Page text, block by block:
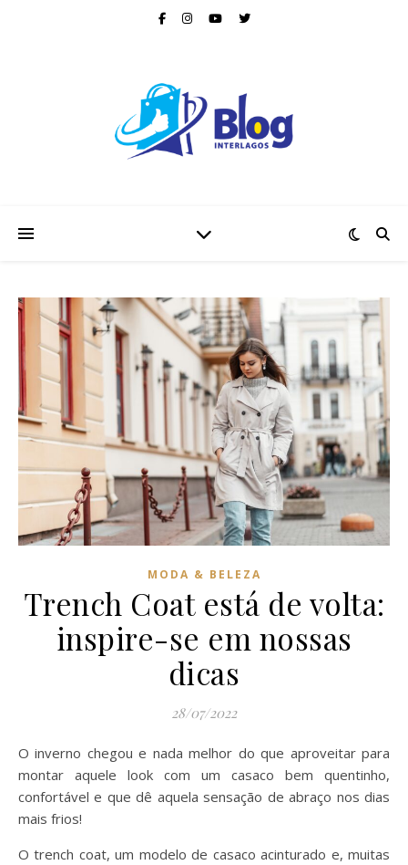
MODA & BELEZA
Trench Coat está de volta:
inspire-se em nossas
dicas
28/07/2022
O inverno chegou e nada melhor do que aproveitar para
montar aquele look com um casaco bem quentinho,
confortável e que dê aquela sensação de abraço nos dias
mais frios!
O trench coat, um modelo de casaco acinturado e, muitas